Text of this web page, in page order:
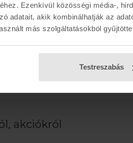
Ezenkívül közösségi média-,
adatait, akik kombinálhatják az
más szolgáltatásokból
Testreszabás
PRIME
TSG
akciókról